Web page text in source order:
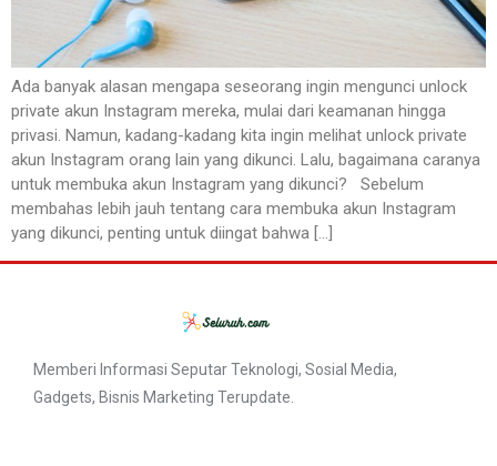
Ada banyak alasan mengapa seseorang ingin mengunci unlock
private akun Instagram mereka, mulai dari keamanan hingga
privasi. Namun, kadang-kadang kita ingin melihat unlock private
akun Instagram orang lain yang dikunci. Lalu, bagaimana caranya
untuk membuka akun Instagram yang dikunci? Sebelum
membahas lebih jauh tentang cara membuka akun Instagram
yang dikunci, penting untuk diingat bahwa […]
Memberi Informasi Seputar Teknologi, Sosial Media,
Gadgets, Bisnis Marketing Terupdate.